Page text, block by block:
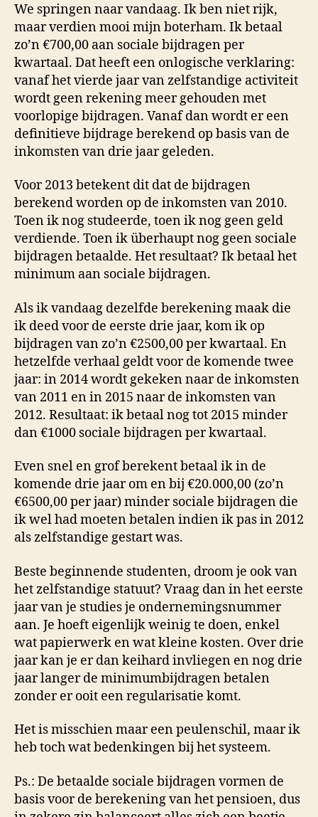
We springen naar vandaag. Ik ben niet rijk,
maar verdien mooi mijn boterham. Ik betaal
zo’n €700,00 aan sociale bijdragen per
kwartaal. Dat heeft een onlogische verklaring:
vanaf het vierde jaar van zelfstandige activiteit
wordt geen rekening meer gehouden met
voorlopige bijdragen. Vanaf dan wordt er een
definitieve bijdrage berekend op basis van de
inkomsten van drie jaar geleden.
Voor 2013 betekent dit dat de bijdragen
berekend worden op de inkomsten van 2010.
Toen ik nog studeerde, toen ik nog geen geld
verdiende. Toen ik überhaupt nog geen sociale
bijdragen betaalde. Het resultaat? Ik betaal het
minimum aan sociale bijdragen.
Als ik vandaag dezelfde berekening maak die
ik deed voor de eerste drie jaar, kom ik op
bijdragen van zo’n €2500,00 per kwartaal. En
hetzelfde verhaal geldt voor de komende twee
jaar: in 2014 wordt gekeken naar de inkomsten
van 2011 en in 2015 naar de inkomsten van
2012. Resultaat: ik betaal nog tot 2015 minder
dan €1000 sociale bijdragen per kwartaal.
Even snel en grof berekent betaal ik in de
komende drie jaar om en bij €20.000,00 (zo’n
€6500,00 per jaar) minder sociale bijdragen die
ik wel had moeten betalen indien ik pas in 2012
als zelfstandige gestart was.
Beste beginnende studenten, droom je ook van
het zelfstandige statuut? Vraag dan in het eerste
jaar van je studies je ondernemingsnummer
aan. Je hoeft eigenlijk weinig te doen, enkel
wat papierwerk en wat kleine kosten. Over drie
jaar kan je er dan keihard invliegen en nog drie
jaar langer de minimumbijdragen betalen
zonder er ooit een regularisatie komt.
Het is misschien maar een peulenschil, maar ik
heb toch wat bedenkingen bij het systeem.
Ps.: De betaalde sociale bijdragen vormen de
basis voor de berekening van het pensioen, dus